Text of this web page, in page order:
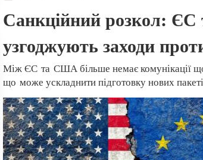
Санкційний розкол:
узгоджують заходи
Між ЄС та США більше немає комунікації
що може ускладнити підготовку нових